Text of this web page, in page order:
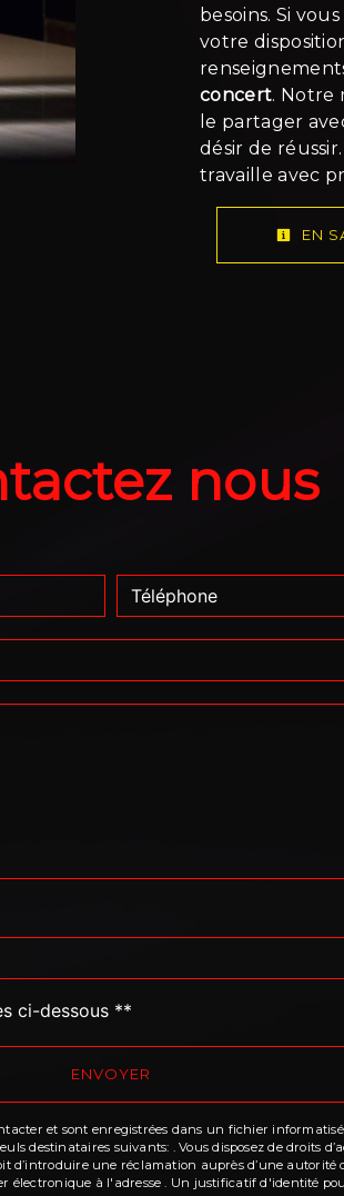
besoins. Si
votre
concert. Notre
le partager
désir de
travaille avec
EN
nous
ci-dessous **
ENVOYER
et sont enregistrées dans un fichier
destinataires suivants: . Vous disposez de droits
une réclamation auprès d’une autorité
électronique à l'adresse . Un justificatif d'identité